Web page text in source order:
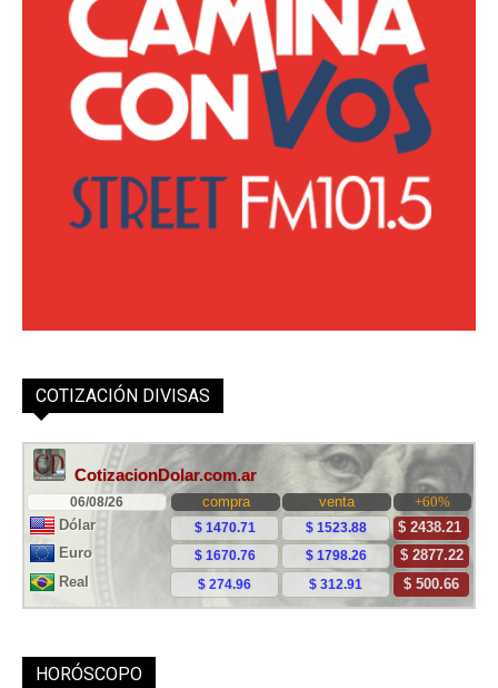
COTIZACIÓN DIVISAS
HORÓSCOPO